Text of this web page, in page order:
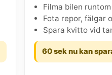
Filma bilen
Fota repor, fälgar
Spara kvitto vid
60 sek nu kan